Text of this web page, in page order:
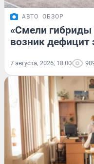
АВТО ОБЗОР
«Смели гибриды
возник дефицит
7 августа, 2026, 18:00